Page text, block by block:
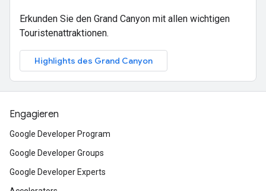
Erkunden Sie den Grand Canyon mit allen wichtigen
Touristenattraktionen.
Highlights des Grand Canyon
Engagieren
Google Developer Program
Google Developer Groups
Google Developer Experts